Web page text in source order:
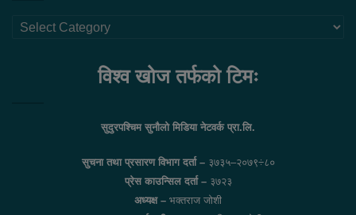
थप
विश्व खोज तर्फको टिमः
सुदुरपश्चिम सुनौलो मिडिया नेटवर्क प्रा.लि.
सुचना तथा प्रसारण विभाग दर्ता – ३७३५–२०७९÷८०
प्रेस काउन्सिल दर्ता – ३७२३
अध्यक्ष – भक्तराज जोशी